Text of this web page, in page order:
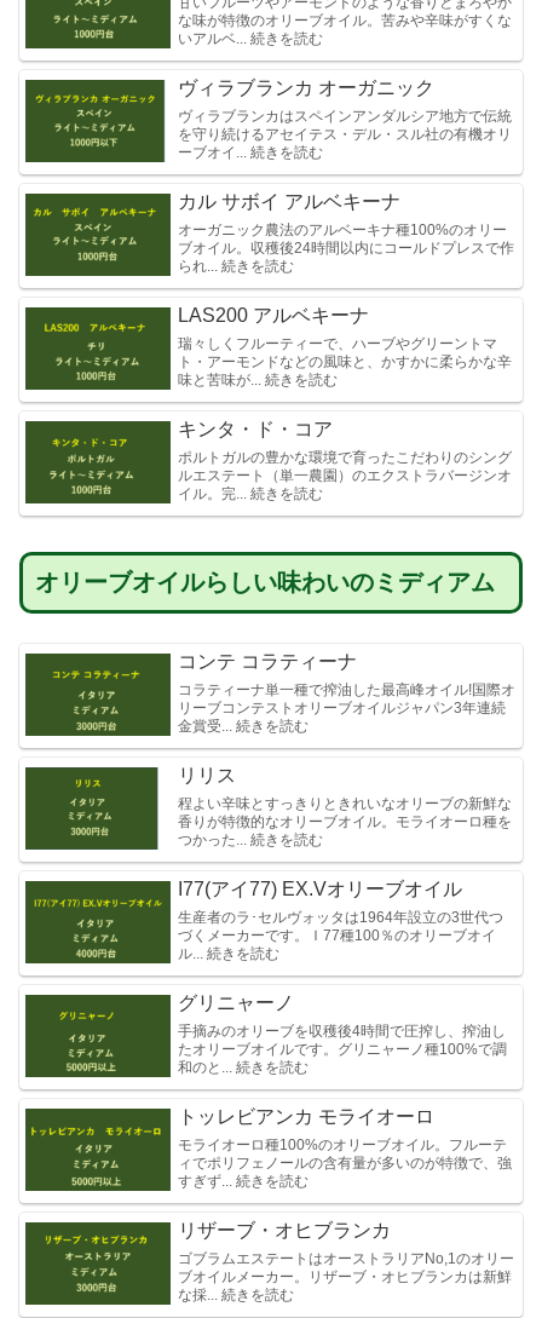
な味が特徴のオリーブオイル。苦みや辛味がすくな
いアルベ... 続きを読む
ヴィラブランカ オーガニック
ヴィラブランカはスペインアンダルシア地方で伝統
を守り続けるアセイテス・デル・スル社の有機オリ
ーブオイ... 続きを読む
カル サボイ アルベキーナ
オーガニック農法のアルベーキナ種100%のオリー
ブオイル。収穫後24時間以内にコールドプレスで作
られ... 続きを読む
LAS200 アルベキーナ
瑞々しくフルーティーで、ハーブやグリーントマ
ト・アーモンドなどの風味と、かすかに柔らかな辛
味と苦味が... 続きを読む
キンタ・ド・コア
ポルトガルの豊かな環境で育ったこだわりのシング
ルエステート（単一農園）のエクストラバージンオ
イル。完... 続きを読む
オリーブオイルらしい味わいのミディアム
コンテ コラティーナ
コラティーナ単一種で搾油した最高峰オイル!国際オ
リーブコンテストオリーブオイルジャパン3年連続
金賞受... 続きを読む
リリス
程よい辛味とすっきりときれいなオリーブの新鮮な
香りが特徴的なオリーブオイル。モライオーロ種を
つかった... 続きを読む
I77(アイ77) EX.Vオリーブオイル
生産者のラ･セルヴォッタは1964年設立の3世代つ
づくメーカーです。Ｉ77種100％のオリーブオイ
ル... 続きを読む
グリニャーノ
⼿摘みのオリーブを収穫後4時間で圧搾し、搾油し
たオリーブオイルです。グリニャーノ種100%で調
和のと... 続きを読む
トッレビアンカ モライオーロ
モライオーロ種100%のオリーブオイル。フルーテ
ィでポリフェノールの含有量が多いのが特徴で、強
すぎず... 続きを読む
リザーブ・オヒブランカ
ゴブラムエステートはオーストラリアNo,1のオリー
ブオイルメーカー。リザーブ・オヒブランカは新鮮
な採... 続きを読む